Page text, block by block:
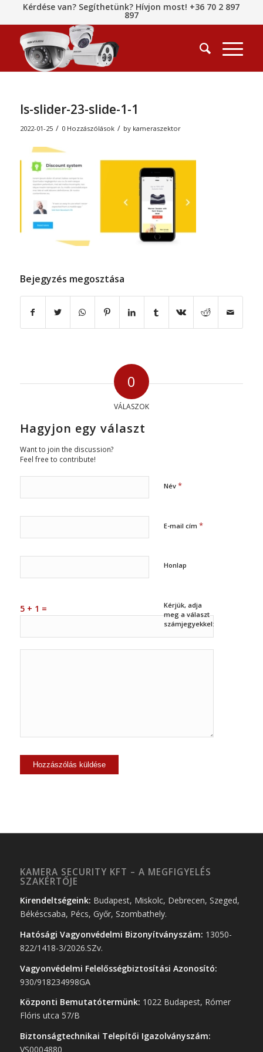
Kérdése van? Segíthetünk? Hívjon most! +36 70 2 897
897
ls-slider-23-slide-1-1
2022-01-25 / 0 Hozzászólások / by kameraszektor
Bejegyzés megosztása
0
VÁLASZOK
Hagyjon egy választ
Want to join the discussion?
Feel free to contribute!
Név *
E-mail cím *
Honlap
Kérjük, adja
meg a választ
számjegyekkel:
5 + 1 =
KAMERA SECURITY KFT – A MEGFIGYELÉS
SZAKÉRTŐJE
Kirendeltségeink: Budapest, Miskolc, Debrecen, Szeged,
Békéscsaba, Pécs, Győr, Szombathely.
Hatósági Vagyonvédelmi Bizonyítványszám: 13050-
822/1418-3/2026.SZv.
Vagyonvédelmi Felelősségbiztosítási Azonosító:
930/918234998GA
Központi Bemutatótermünk: 1022 Budapest, Rómer
Flóris utca 57/B
Biztonságtechnikai Telepítői Igazolványszám:
VS0004880